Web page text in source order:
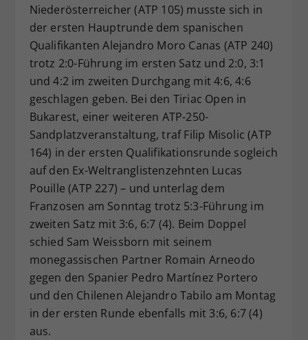
Niederösterreicher (ATP 105) musste sich in
der ersten Hauptrunde dem spanischen
Qualifikanten Alejandro Moro Canas (ATP 240)
trotz 2:0-Führung im ersten Satz und 2:0, 3:1
und 4:2 im zweiten Durchgang mit 4:6, 4:6
geschlagen geben. Bei den Tiriac Open in
Bukarest, einer weiteren ATP-250-
Sandplatzveranstaltung, traf Filip Misolic (ATP
164) in der ersten Qualifikationsrunde sogleich
auf den Ex-Weltranglistenzehnten Lucas
Pouille (ATP 227) – und unterlag dem
Franzosen am Sonntag trotz 5:3-Führung im
zweiten Satz mit 3:6, 6:7 (4). Beim Doppel
schied Sam Weissborn mit seinem
monegassischen Partner Romain Arneodo
gegen den Spanier Pedro Martínez Portero
und den Chilenen Alejandro Tabilo am Montag
in der ersten Runde ebenfalls mit 3:6, 6:7 (4)
aus.